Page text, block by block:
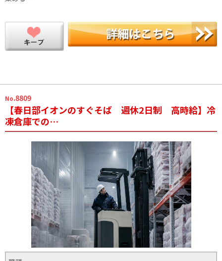
No.8809
【春日部イオンのすぐそば 週休2日制 高時給】冷
凍倉庫での…